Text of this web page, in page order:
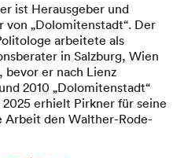
ist Herausgeber und
von „Dolomitenstadt“. Der
arbeitete als
in Salzburg, Wien
bevor er nach Lienz
2010 „Dolomitenstadt“
2025 erhielt Pirkner für seine
Arbeit den Walther-Rode-